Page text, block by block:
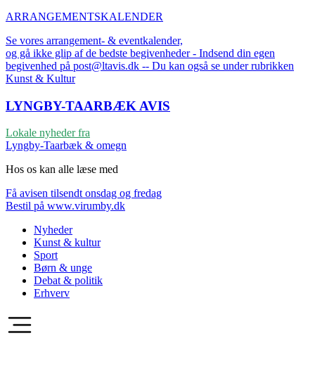
ARRANGEMENTSKALENDER
Se vores arrangement- & eventkalender,
og gå ikke glip af de bedste begivenheder - Indsend din egen
begivenhed på post@ltavis.dk -- Du kan også se under rubrikken
Kunst & Kultur
LYNGBY-TAARBÆK AVIS
Lokale nyheder fra
Lyngby-Taarbæk & omegn
Hos os kan alle læse med
Få avisen tilsendt onsdag og fredag
Bestil på www.virumby.dk
Nyheder
Kunst & kultur
Sport
Børn & unge
Debat & politik
Erhverv